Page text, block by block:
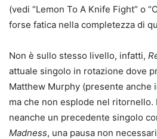
(vedi “Lemon To A Knife Fight” o
forse fatica nella completezza di
Non è sullo stesso livello, infatti,
attuale singolo in rotazione dove
Matthew Murphy (presente anche
ma che non esplode nel
neanche un precedente singolo
Madness, una pausa non